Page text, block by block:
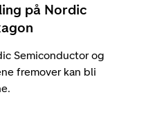
på Nordic
Semiconductor og
fremover kan bli